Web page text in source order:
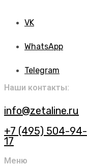
VK
WhatsApp
Telegram
Наши контакты:
info@zetaline.ru
+7 (495) 504-94-
17
Меню